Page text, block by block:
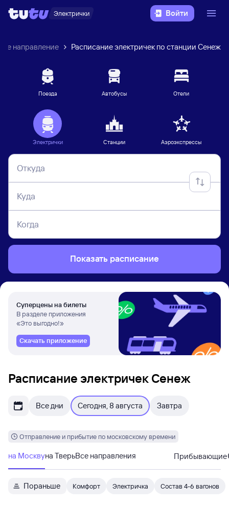
Электрички Войти
направление Расписание электричек по станции Сенеж
Поезда Автобусы Отели
Электрички Станции Аэроэкспрессы
Откуда
Куда
Когда
Показать расписание
Суперцены на билеты
В разделе приложения
«Это выгодно!»
Скачать приложение
Расписание электричек Сенеж
Все дни Сегодня, 8 августа Завтра
Отправление и прибытие по московскому времени
на Москвуна ТверьВсе направления Прибывающие
Пораньше Комфорт Электричка Состав 4-6 вагонов